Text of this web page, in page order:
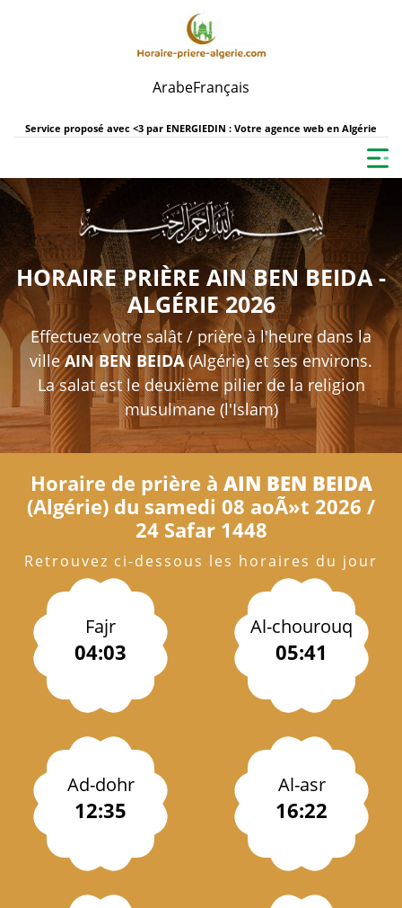
ArabeFrançais
Service proposé avec <3 par ENERGIEDIN : Votre agence web en Algérie
HORAIRE PRIÈRE AIN BEN BEIDA -
ALGÉRIE 2026
Effectuez votre salât / prière à l'heure dans la
villeAIN BEN BEIDA(Algérie) et ses environs.
La salat est le deuxième pilier de la religion
musulmane (l'Islam)
Horaire de prière à AIN BEN BEIDA
(Algérie) du samedi 08 aoÃ»t 2026 /
24 Safar 1448
Retrouvez ci-dessous les horaires du jour
Fajr
04:03
Al-chourouq
05:41
Ad-dohr
12:35
Al-asr
16:22